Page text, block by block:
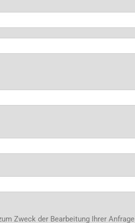
Zweck der Bearbeitung Ihrer Anfrage